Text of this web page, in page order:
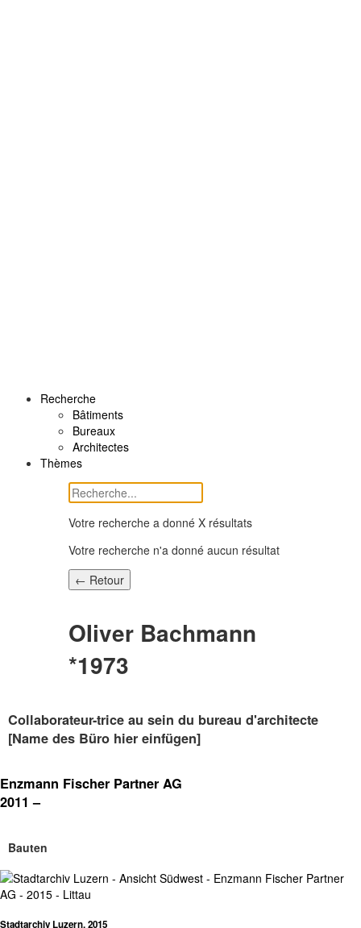
Recherche
Bâtiments
Bureaux
Architectes
Thèmes
Votre recherche a donné X résultats
Votre recherche n'a donné aucun résultat
← Retour
OIiver Bachmann
*1973
Collaborateur-trice au sein du bureau d'architecte
[Name des Büro hier einfügen]
Enzmann Fischer Partner AG
2011 –
Bauten
Stadtarchiv Luzern, 2015